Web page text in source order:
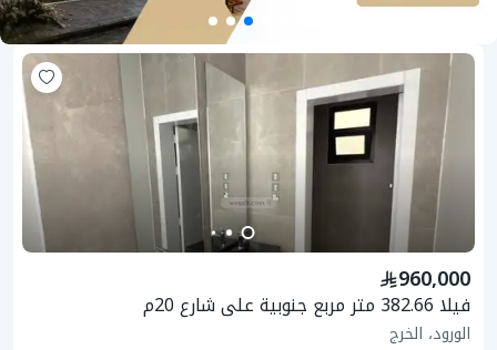
960,000
فيلا 382.66 متر مربع جنوبية على شارع 20م
الورود، الخرج